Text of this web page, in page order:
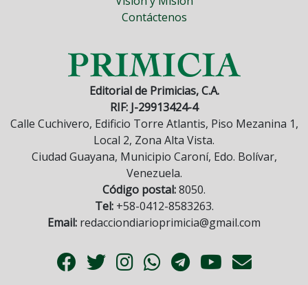
Contáctenos
Editorial de Primicias, C.A.
RIF: J-29913424-4
Calle Cuchivero, Edificio Torre Atlantis, Piso Mezanina 1,
Local 2, Zona Alta Vista.
Ciudad Guayana, Municipio Caroní, Edo. Bolívar,
Venezuela.
Código postal:8050.
Tel:+58-0412-8583263.
Email: redacciondiarioprimicia@gmail.com